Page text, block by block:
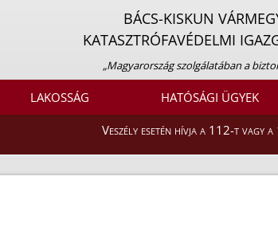
BÁCS-KISKUN
KATASZTRÓFAVÉDELMI
„Magyarország szolgálatában a
LAKOSSÁG HATÓSÁGI ÜGYEK
Veszély esetén hívja a 112-t vagy